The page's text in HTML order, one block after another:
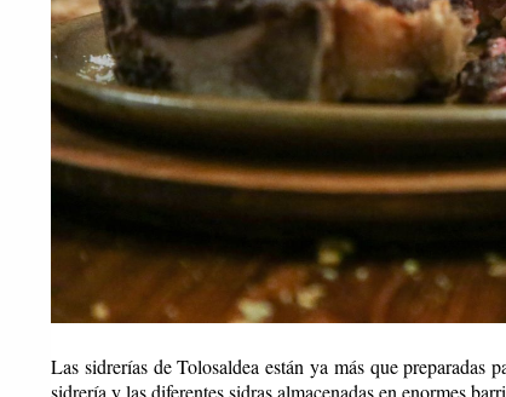
Las sidrerías de Tolosaldea están ya más que
sidrería y las diferentes sidras almacenadas en enormes